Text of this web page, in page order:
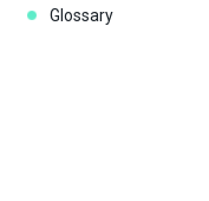
Glossary